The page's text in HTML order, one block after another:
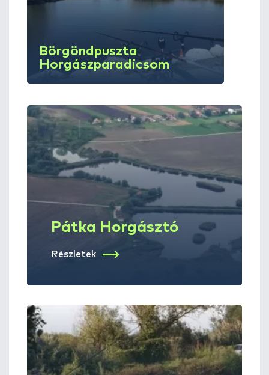
Börgöndpuszta
Horgászparadicsom
Pátka Horgásztó
Részletek